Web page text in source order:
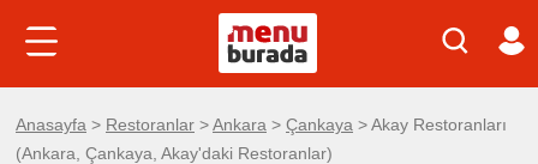
Anasayfa > Restoranlar >Ankara > Çankaya > Akay Restoranları
(Ankara, Çankaya, Akay'daki Restoranlar)